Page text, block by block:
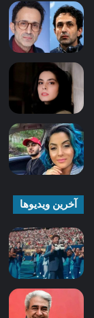
آخرین ویدیوها